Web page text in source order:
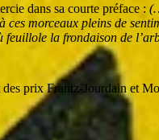
dans sa courte préface :
morceaux pleins de
la frondaison de
prix Frantz-Jourdain et